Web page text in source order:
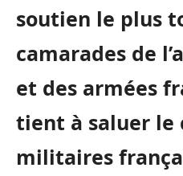
soutien le plus
camarades de
et des armées
tient à saluer le
militaires